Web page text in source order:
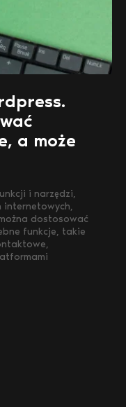
a może
i narzędzi,
internetowych,
dostosować
funkcje, takie